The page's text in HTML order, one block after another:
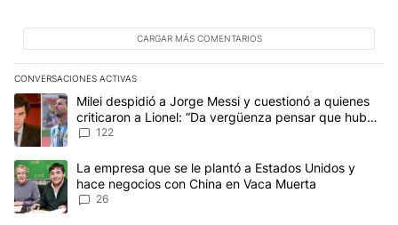
CARGAR MÁS COMENTARIOS
CONVERSACIONES ACTIVAS
Este listado muestra los artículos con más comentarios en los
Un artículo de tendencia con el título "Milei despidió a Jorge
Milei despidió a Jorge Messi y cuestionó a quienes
criticaron a Lionel: “Da vergüenza pensar que hubo
anti-Messi”
122
Un artículo de tendencia con el título "La empresa que se le
La empresa que se le plantó a Estados Unidos y
hace negocios con China en Vaca Muerta
26